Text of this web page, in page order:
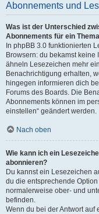
Abonnements und
Was ist der Unterschied
Abonnements für ein
In phpBB 3.0 funktionierten
Browsern: du bekamst
ähneln Lesezeichen mehr
Benachrichtigung erhalten,
hingegen informieren dich
Forums des Boards. Die
Abonnements können im
einstellen“ geändert werden.
Nach oben
Wie kann ich ein
abonnieren?
Du kannst ein Lesezeichen
du die entsprechende
normalerweise ober- und
befinden.
Wenn du bei der Antwort auf